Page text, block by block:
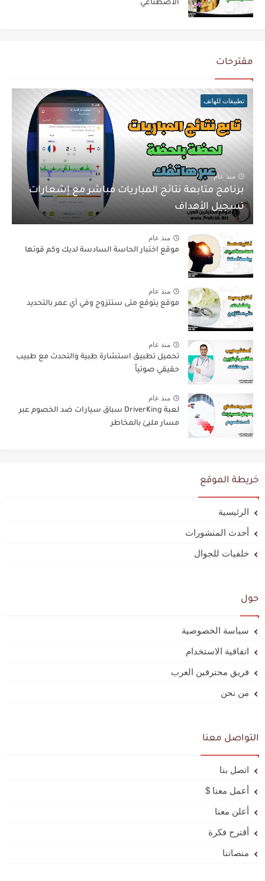
الاصطناعي
مقترحات
تطبيقات للهاتف
منذ عام
برنامج متابعة نتائج المباريات مباشر مع إشعارات
تسجيل الأهداف
منذ عام
موقع اختبار الحاسة السادسة لديك وكم قوتها
منذ عام
موقع يتوقع متى ستتزوج وفي أي عمر بالتحديد
منذ عام
تحميل تطبيق استشارة طبية والتحدث مع طبيب
حقيقي صوتياً
منذ عام
لعبة DriverKing سباق سيارات ضد الخصوم عبر
مسار مليئ بالمخاطر
خريطة الموقع
الرئيسية
أحدث المنشورات
خلفيات للجوال
حول
سياسة الخصوصية
اتفاقية الاستخدام
فريق محترفين العرب
من نحن
التواصل معنا
اتصل بنا
أعمل معنا $
أعلن معنا
أقترح فكرة
منصاتنا